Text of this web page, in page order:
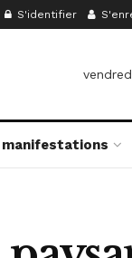
S'identifier
manifestations